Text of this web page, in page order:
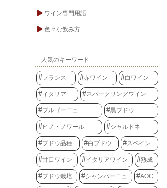
ワイン専門用語
色々な飲み方
人気のキーワード
フランス 赤ワイン 白ワイン
イタリア スパークリングワイン
ブルゴーニュ 黒ブドウ
ピノ・ノワール シャルドネ
ブドウ品種 白ブドウ スペイン
甘口ワイン イタリアワイン 熟成
ブドウ栽培 シャンパーニュ AOC